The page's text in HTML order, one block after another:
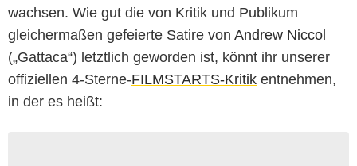
wachsen. Wie gut die von Kritik und Publikum
gleichermaßen gefeierte Satire von Andrew Niccol
(„Gattaca“) letztlich geworden ist, könnt ihr unserer
offiziellen 4-Sterne-FILMSTARTS-Kritik entnehmen,
in der es heißt: